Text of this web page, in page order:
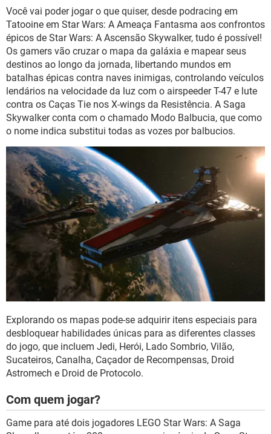
Você vai poder jogar o que quiser, desde podracing em
Tatooine em Star Wars: A Ameaça Fantasma aos confrontos
épicos de Star Wars: A Ascensão Skywalker, tudo é possível!
Os gamers vão cruzar o mapa da galáxia e mapear seus
destinos ao longo da jornada, libertando mundos em
batalhas épicas contra naves inimigas, controlando veículos
lendários na velocidade da luz com o airspeeder T-47 e lute
contra os Caças Tie nos X-wings da Resistência. A Saga
Skywalker conta com o chamado Modo Balbucia, que como
o nome indica substitui todas as vozes por balbucios.
Explorando os mapas pode-se adquirir itens especiais para
desbloquear habilidades únicas para as diferentes classes
do jogo, que incluem Jedi, Herói, Lado Sombrio, Vilão,
Sucateiros, Canalha, Caçador de Recompensas, Droid
Astromech e Droid de Protocolo.
Com quem jogar?
Game para até dois jogadores LEGO Star Wars: A Saga